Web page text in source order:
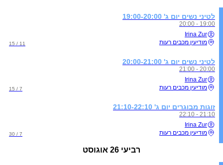
לטיני נשים יום ג' 19:00-20:00
19:00 - 20:00
Irina Zur
מודיעין מכבים רעות
11 / 15
לטיני נשים יום ג' 20:00-21:00
20:00 - 21:00
Irina Zur
מודיעין מכבים רעות
7 / 15
זוגות מבוגרים יום ג' 21:10-22:10
21:10 - 22:10
Irina Zur
מודיעין מכבים רעות
7 / 30
רביעי 26 אוגוסט